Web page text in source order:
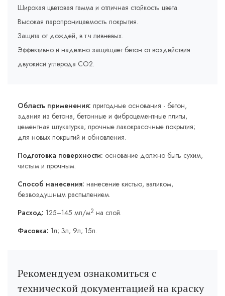
Широкая цветовая гамма и отличная стойкость цвета.
Высокая паропроницаемость покрытия.
Защита от дождей, в т.ч ливневых.
Эффективно и надежно защищает бетон от воздействия
двуокиси углерода СО2.
Область применения: пригодные основания - бетон,
здания из бетона, бетонные и фиброцементные плиты,
цементная штукатурка; прочные лакокрасочные покрытия;
для новых покрытий и обновления.
Подготовка поверхности: основание должно быть сухим,
чистым и прочным.
Способ нанесения: нанесение кистью, валиком,
безвоздушным распылением.
Расход: 125÷145 мл/м2 на слой.
Фасовка: 1л; 3л; 9л; 15л.
Рекомендуем ознакомиться с
технической документацией на краску